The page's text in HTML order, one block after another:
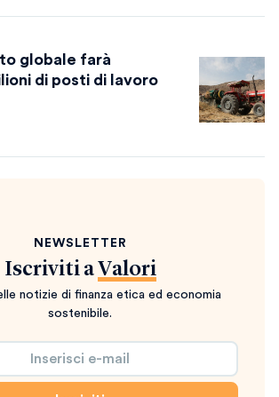
globale farà
di posti di lavoro
NEWSLETTER
Iscriviti a Valori
notizie di finanza etica ed economia
sostenibile.